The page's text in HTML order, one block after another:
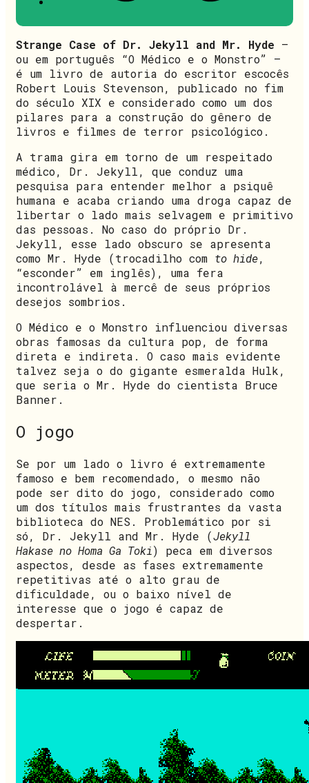
Strange Case of Dr. Jekyll and Mr. Hyde —
ou em português “O Médico e o Monstro” —
é um livro de autoria do escritor escocês
Robert Louis Stevenson, publicado no fim
do século XIX e considerado como um dos
pilares para a construção do gênero de
livros e filmes de terror psicológico.
A trama gira em torno de um respeitado
médico, Dr. Jekyll, que conduz uma
pesquisa para entender melhor a psiquê
humana e acaba criando uma droga capaz de
libertar o lado mais selvagem e primitivo
das pessoas. No caso do próprio Dr.
Jekyll, esse lado obscuro se apresenta
como Mr. Hyde (trocadilho com to hide,
“esconder” em inglês), uma fera
incontrolável à mercê de seus próprios
desejos sombrios.
O Médico e o Monstro influenciou diversas
obras famosas da cultura pop, de forma
direta e indireta. O caso mais evidente
talvez seja o do gigante esmeralda Hulk,
que seria o Mr. Hyde do cientista Bruce
Banner.
O jogo
Se por um lado o livro é extremamente
famoso e bem recomendado, o mesmo não
pode ser dito do jogo, considerado como
um dos títulos mais frustrantes da vasta
biblioteca do NES. Problemático por si
só, Dr. Jekyll and Mr. Hyde (Jekyll
Hakase no Homa Ga Toki) peca em diversos
aspectos, desde as fases extremamente
repetitivas até o alto grau de
dificuldade, ou o baixo nível de
interesse que o jogo é capaz de
despertar.